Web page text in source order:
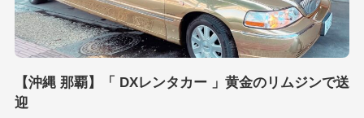
【沖縄 那覇】「 DXレンタカー 」黄金のリムジンで送
迎